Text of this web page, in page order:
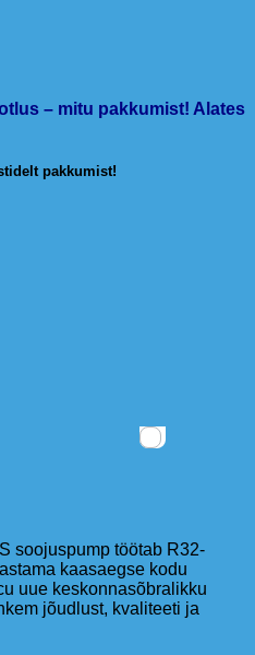
– mitu pakkumist! Alates
pakkumist!
soojuspump töötab R32-
kaasaegse kodu
uue keskonnasõbralikku
jõudlust, kvaliteeti ja